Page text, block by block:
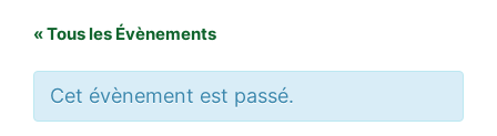
« Tous les Évènements
Cet évènement est passé.